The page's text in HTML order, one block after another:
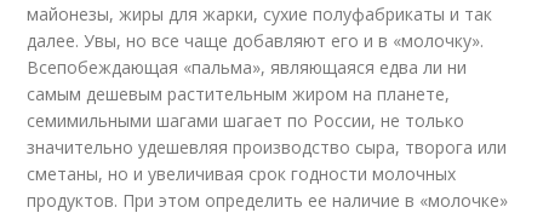
майонезы, жиры для жарки, сухие полуфабрикаты и так
далее. Увы, но все чаще добавляют его и в «молочку».
Всепобеждающая «пальма», являющаяся едва ли ни
самым дешевым растительным жиром на планете,
семимильными шагами шагает по России, не только
значительно удешевляя производство сыра, творога или
сметаны, но и увеличивая срок годности молочных
продуктов. При этом определить ее наличие в «молочке»